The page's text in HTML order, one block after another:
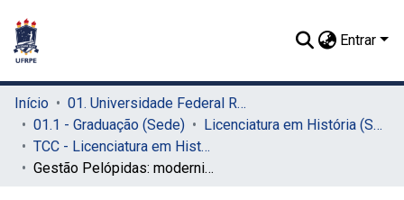
Entrar
Início
01. Universidade Federal Rural de Pernambuco - UFRPE (Sede)
01.1 - Graduação (Sede)
Licenciatura em História (Sede)
TCC - Licenciatura em História (Sede)
Gestão Pelópidas: modernização, democratização e direito à cidade no Recife (1955-1959)